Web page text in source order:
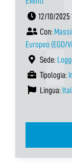
12/10/2025
Con:
Europeo (EGO/
Sede:
Tipologia:
Lingua: